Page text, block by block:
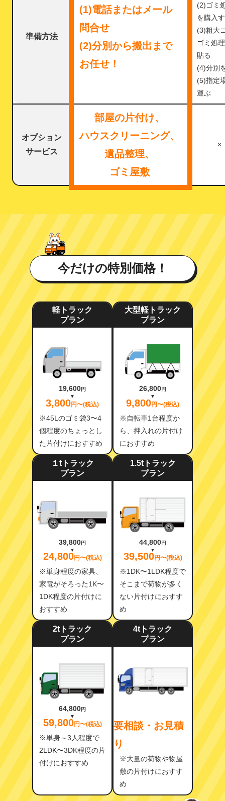
準備方法
(1)電話またはメール
問合せ
(2)分別から搬出まで
お任せ！
(2)ゴミ
を購入
(3)粗大
ゴミ処
貼る
(4)分別
(5)指定
運ぶ
オプション
サービス
部屋の片付け、
ハウスクリーニング、
遺品整理、
ゴミ屋敷
×
今だけの特別価格！
軽トラック
プラン
19,600円
3,800円〜(税込)
※45Lのゴミ袋3〜4
個程度のちょっとし
た片付けにおすすめ
大型軽トラック
プラン
26,800円
9,800円〜(税込)
※自転車1台程度か
ら、押入れの片付け
におすすめ
１tトラック
プラン
39,800円
24,800円〜(税込)
※単身程度の家具、
家電がそろった1K〜
1DK程度の片付けに
おすすめ
1.5tトラック
プラン
44,800円
39,500円〜(税込)
※1DK〜1LDK程度で
そこまで荷物が多く
ない片付けにおすす
め
2tトラック
プラン
64,800円
59,800円〜(税込)
※単身～3人程度で
2LDK〜3DK程度の片
付けにおすすめ
4tトラック
プラン
要相談・お見積
り
※大量の荷物や物屋
敷の片付けにおすす
め